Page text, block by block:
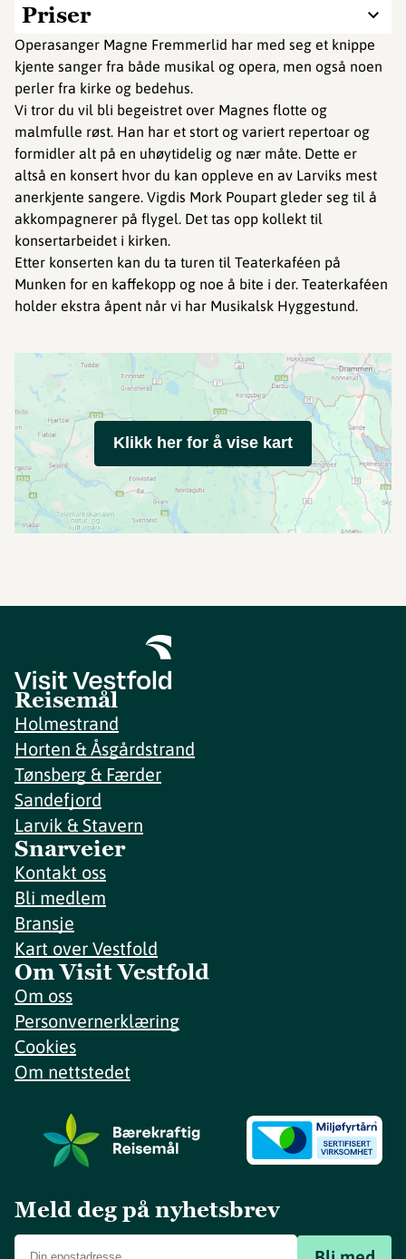
Priser
Operasanger Magne Fremmerlid har med seg et knippe
kjente sanger fra både musikal og opera, men også noen
perler fra kirke og bedehus.
Vi tror du vil bli begeistret over Magnes flotte og
malmfulle røst. Han har et stort og variert repertoar og
formidler alt på en uhøytidelig og nær måte. Dette er
altså en konsert hvor du kan oppleve en av Larviks mest
anerkjente sangere. Vigdis Mork Poupart gleder seg til å
akkompagnerer på flygel. Det tas opp kollekt til
konsertarbeidet i kirken.
Etter konserten kan du ta turen til Teaterkaféen på
Munken for en kaffekopp og noe å bite i der. Teaterkaféen
holder ekstra åpent når vi har Musikalsk Hyggestund.
Klikk her for å vise kart
Reisemål
Holmestrand
Horten & Åsgårdstrand
Tønsberg & Færder
Sandefjord
Larvik & Stavern
Snarveier
Kontakt oss
Bli medlem
Bransje
Kart over Vestfold
Om Visit Vestfold
Om oss
Personvernerklæring
Cookies
Om nettstedet
Meld deg på nyhetsbrev